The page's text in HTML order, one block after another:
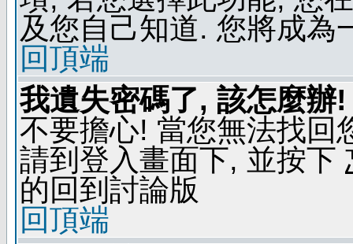
及您自己知道. 您將成為
回頂端
我遺失密碼了, 該怎麼辦!
不要擔心! 當您無法找回
請到登入畫面下, 並按下
的回到討論版
回頂端